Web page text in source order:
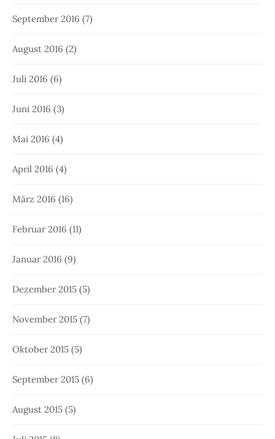
September 2016 (7)
August 2016 (2)
Juli 2016 (6)
Juni 2016 (3)
Mai 2016 (4)
April 2016 (4)
März 2016 (16)
Februar 2016 (11)
Januar 2016 (9)
Dezember 2015 (5)
November 2015 (7)
Oktober 2015 (5)
September 2015 (6)
August 2015 (5)